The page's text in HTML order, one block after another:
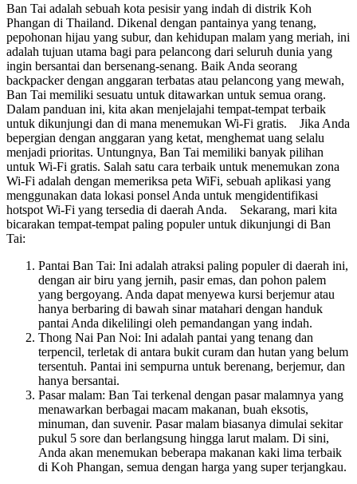
Ban Tai adalah sebuah kota pesisir yang indah di distrik Koh
Phangan di Thailand. Dikenal dengan pantainya yang tenang,
pepohonan hijau yang subur, dan kehidupan malam yang meriah, ini
adalah tujuan utama bagi para pelancong dari seluruh dunia yang
ingin bersantai dan bersenang-senang. Baik Anda seorang
backpacker dengan anggaran terbatas atau pelancong yang mewah,
Ban Tai memiliki sesuatu untuk ditawarkan untuk semua orang.
Dalam panduan ini, kita akan menjelajahi tempat-tempat terbaik
untuk dikunjungi dan di mana menemukan Wi-Fi gratis. Jika Anda
bepergian dengan anggaran yang ketat, menghemat uang selalu
menjadi prioritas. Untungnya, Ban Tai memiliki banyak pilihan
untuk Wi-Fi gratis. Salah satu cara terbaik untuk menemukan zona
Wi-Fi adalah dengan memeriksa peta WiFi, sebuah aplikasi yang
menggunakan data lokasi ponsel Anda untuk mengidentifikasi
hotspot Wi-Fi yang tersedia di daerah Anda. Sekarang, mari kita
bicarakan tempat-tempat paling populer untuk dikunjungi di Ban
Tai:
Pantai Ban Tai: Ini adalah atraksi paling populer di daerah ini,
dengan air biru yang jernih, pasir emas, dan pohon palem
yang bergoyang. Anda dapat menyewa kursi berjemur atau
hanya berbaring di bawah sinar matahari dengan handuk
pantai Anda dikelilingi oleh pemandangan yang indah.
Thong Nai Pan Noi: Ini adalah pantai yang tenang dan
terpencil, terletak di antara bukit curam dan hutan yang belum
tersentuh. Pantai ini sempurna untuk berenang, berjemur, dan
hanya bersantai.
Pasar malam: Ban Tai terkenal dengan pasar malamnya yang
menawarkan berbagai macam makanan, buah eksotis,
minuman, dan suvenir. Pasar malam biasanya dimulai sekitar
pukul 5 sore dan berlangsung hingga larut malam. Di sini,
Anda akan menemukan beberapa makanan kaki lima terbaik
di Koh Phangan, semua dengan harga yang super terjangkau.